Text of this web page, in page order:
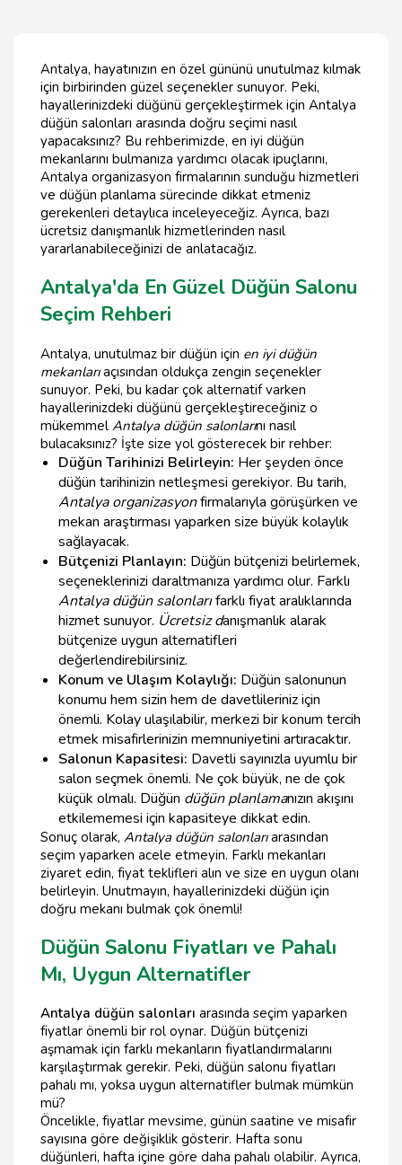
Antalya, hayatınızın en özel gününü unutulmaz kılmak
için birbirinden güzel seçenekler sunuyor. Peki,
hayallerinizdeki düğünü gerçekleştirmek için Antalya
düğün salonları arasında doğru seçimi nasıl
yapacaksınız? Bu rehberimizde, en iyi düğün
mekanlarını bulmanıza yardımcı olacak ipuçlarını,
Antalya organizasyon firmalarının sunduğu hizmetleri
ve düğün planlama sürecinde dikkat etmeniz
gerekenleri detaylıca inceleyeceğiz. Ayrıca, bazı
ücretsiz danışmanlık hizmetlerinden nasıl
yararlanabileceğinizi de anlatacağız.
Antalya'da En Güzel Düğün Salonu
Seçim Rehberi
Antalya, unutulmaz bir düğün için en iyi düğün
mekanlarıaçısından oldukça zengin seçenekler
sunuyor. Peki, bu kadar çok alternatif varken
hayallerinizdeki düğünü gerçekleştireceğiniz o
mükemmel Antalya düğün salonlarını nasıl
bulacaksınız? İşte size yol gösterecek bir rehber:
Düğün Tarihinizi Belirleyin: Her şeyden önce
düğün tarihinizin netleşmesi gerekiyor. Bu tarih,
Antalya organizasyonfirmalarıyla görüşürken ve
mekan araştırması yaparken size büyük kolaylık
sağlayacak.
Bütçenizi Planlayın: Düğün bütçenizi belirlemek,
seçeneklerinizi daraltmanıza yardımcı olur. Farklı
Antalya düğün salonlarıfarklı fiyat aralıklarında
hizmet sunuyor. Ücretsiz danışmanlık alarak
bütçenize uygun alternatifleri
değerlendirebilirsiniz.
Konum ve Ulaşım Kolaylığı: Düğün salonunun
konumu hem sizin hem de davetlileriniz için
önemli. Kolay ulaşılabilir, merkezi bir konum tercih
etmek misafirlerinizin memnuniyetini artıracaktır.
Salonun Kapasitesi: Davetli sayınızla uyumlu bir
salon seçmek önemli. Ne çok büyük, ne de çok
küçük olmalı. Düğün düğün planlamanızın akışını
etkilememesi için kapasiteye dikkat edin.
Sonuç olarak, Antalya düğün salonlarıarasından
seçim yaparken acele etmeyin. Farklı mekanları
ziyaret edin, fiyat teklifleri alın ve size en uygun olanı
belirleyin. Unutmayın, hayallerinizdeki düğün için
doğru mekanı bulmak çok önemli!
Düğün Salonu Fiyatları ve Pahalı
Mı, Uygun Alternatifler
Antalya düğün salonları arasında seçim yaparken
fiyatlar önemli bir rol oynar. Düğün bütçenizi
aşmamak için farklı mekanların fiyatlandırmalarını
karşılaştırmak gerekir. Peki, düğün salonu fiyatları
pahalı mı, yoksa uygun alternatifler bulmak mümkün
mü?
Öncelikle, fiyatlar mevsime, günün saatine ve misafir
sayısına göre değişiklik gösterir. Hafta sonu
düğünleri, hafta içine göre daha pahalı olabilir. Ayrıca,